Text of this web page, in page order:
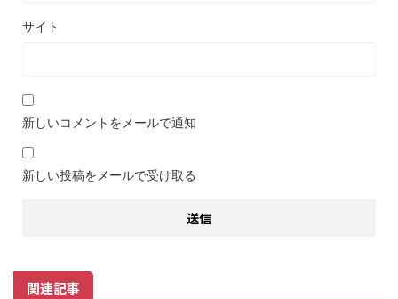
サイト
新しいコメントをメールで通知
新しい投稿をメールで受け取る
関連記事